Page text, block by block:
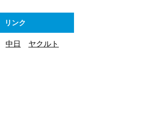
リンク
中日 ヤクルト